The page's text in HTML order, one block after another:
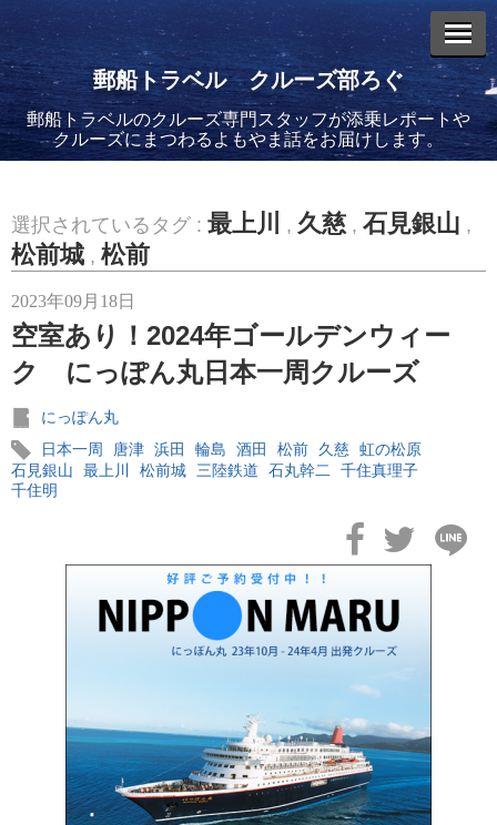
郵船トラベル クルーズ部ろぐ
郵船トラベルのクルーズ専門スタッフが添乗レポートや
クルーズにまつわるよもやま話をお届けします。
選択されているタグ : 最上川 , 久慈 , 石見銀山 ,
松前城 , 松前
2023年09月18日
空室あり！2024年ゴールデンウィー
ク にっぽん丸日本一周クルーズ
にっぽん丸
日本一周
唐津 浜田 輪島 酒田 松前 久慈 虹の松原
石見銀山
最上川 松前城 三陸鉄道 石丸幹二
千住真理子
千住明
エントリーリスト
バイキング・エデンに乗船してきました！(2)
2026年08月05日
バイキング・エデンに乗船してきました！(1)
2026年02月19日
飛鳥II アジアグランドクルーズおかえりなさい！
2026年02月16日